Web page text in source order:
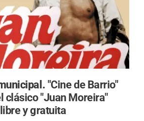
"Cine de Barrio"
clásico "Juan Moreira"
y gratuita